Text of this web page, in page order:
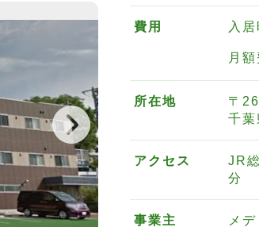
費用 入
月額
所在地
〒
千
アクセス
JR
分
事業主 メ